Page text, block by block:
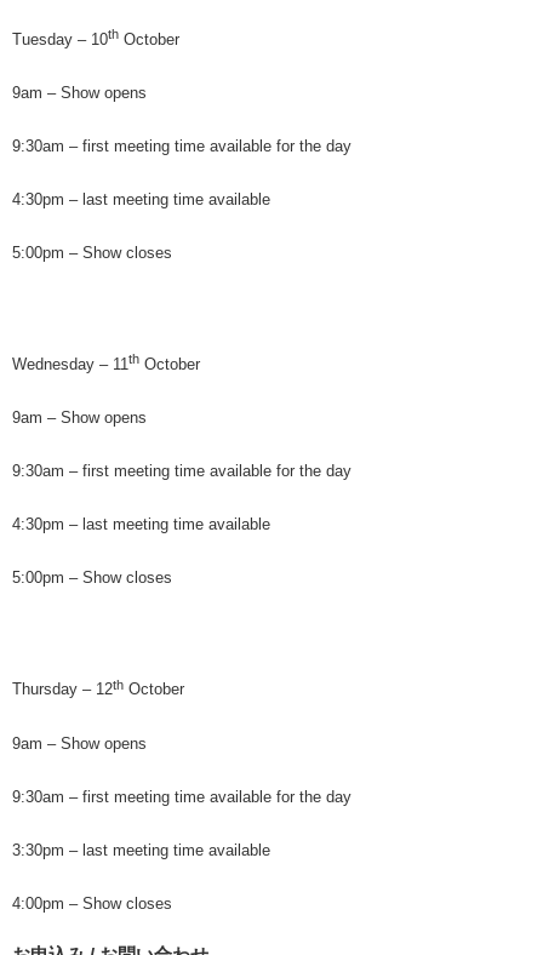
Tuesday – 10th October
9am – Show opens
9:30am – first meeting time available for the day
4:30pm – last meeting time available
5:00pm – Show closes
Wednesday – 11th October
9am – Show opens
9:30am – first meeting time available for the day
4:30pm – last meeting time available
5:00pm – Show closes
Thursday – 12th October
9am – Show opens
9:30am – first meeting time available for the day
3:30pm – last meeting time available
4:00pm – Show closes